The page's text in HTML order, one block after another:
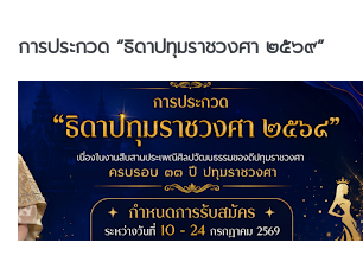
การประกวด “ธิดาปทุมราชวงศา ๒๕๖๙”